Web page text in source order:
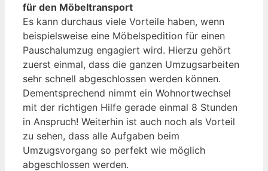
für den Möbeltransport
Es kann durchaus viele Vorteile haben, wenn
beispielsweise eine Möbelspedition für einen
Pauschalumzug engagiert wird. Hierzu gehört
zuerst einmal, dass die ganzen Umzugsarbeiten
sehr schnell abgeschlossen werden können.
Dementsprechend nimmt ein Wohnortwechsel
mit der richtigen Hilfe gerade einmal 8 Stunden
in Anspruch! Weiterhin ist auch noch als Vorteil
zu sehen, dass alle Aufgaben beim
Umzugsvorgang so perfekt wie möglich
abgeschlossen werden.